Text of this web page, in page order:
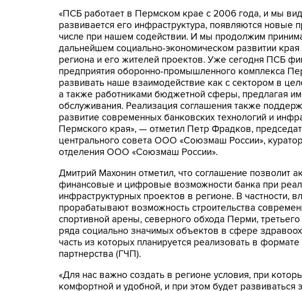
«ПСБ работает в Пермском крае с 2006 года, и мы
развивается его инфраструктура, появляются новые
числе при нашем содействии. И мы продолжим
дальнейшем социально-экономическом развитии
региона и его жителей проектов. Уже сегодня ПСБ
предприятия оборонно-промышленного комплекса
развивать наше взаимодействие как с сектором в
а также работниками бюджетной сферы, предлагая
обслуживания. Реализация соглашения также
развитие современных банковских технологий и
Пермского края», — отметил Петр Фрадков,
центрального совета ООО «Союзмаш России»,
отделения ООО «Союзмаш России».
Дмитрий Махонин отметил, что соглашение позволит
финансовые и цифровые возможности банка при
инфраструктурных проектов в регионе. В частности,
прорабатывают возможность строительства
спортивной арены, северного обхода Перми,
ряда социально значимых объектов в сфере
часть из которых планируется реализовать в формате
партнерства (ГЧП).
«Для нас важно создать в регионе условия, при
комфортной и удобной, и при этом будет